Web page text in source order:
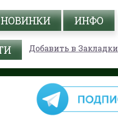
НОВИНКИ ИНФО
Добавить в Закладки